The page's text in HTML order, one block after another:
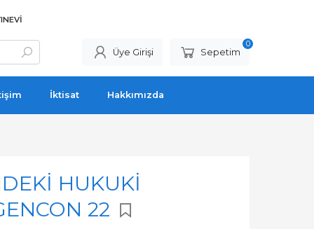
Üye Girişi Sepetim
0
İktisat Hakkımızda
HUKUKİ
22